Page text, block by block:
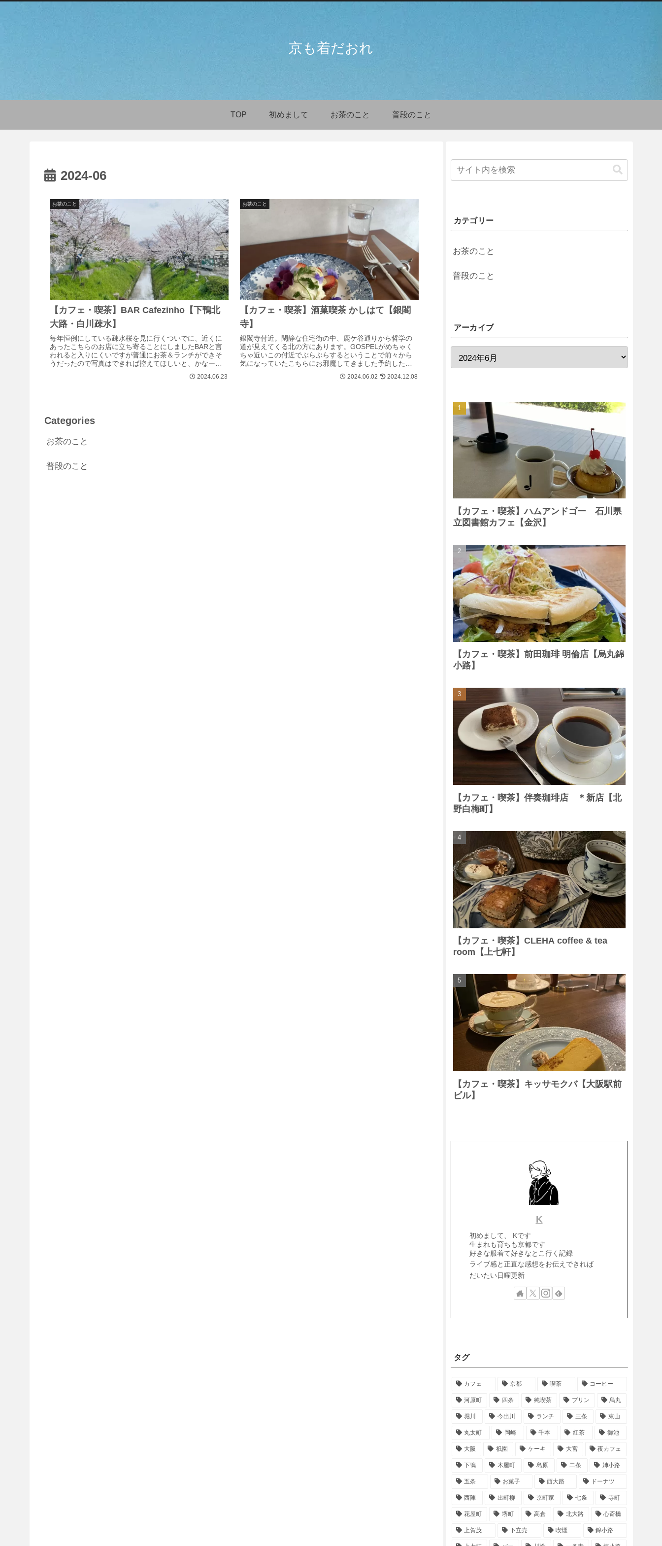
京も着だおれ
TOP 初めまして お茶のこと 普段のこと
2024-06
お茶のこと
【カフェ・喫茶】BAR Cafezinho【下鴨北
大路・白川疎水】
毎年恒例にしている疎水桜を見に行くついでに、近くに
あったこちらのお店に立ち寄ることにしましたBARと言
われると入りにくいですが普通にお茶＆ランチができそ
うだったので写真はできれば控えてほしいと、かなーり
2024.06.23
お茶のこと
【カフェ・喫茶】酒菓喫茶 かしはて【銀閣
寺】
銀閣寺付近。閑静な住宅街の中、鹿ケ谷通りから哲学の
道が見えてくる北の方にあります。GOSPELがめちゃく
ちゃ近いこの付近でぶらぶらするということで前々から
気になっていたこちらにお邪魔してきました予約した方
2024.06.02 2024.12.08
Categories
お茶のこと
普段のこと
カテゴリー
お茶のこと
普段のこと
アーカイブ
【カフェ・喫茶】ハムアンドゴー 石川県
立図書館カフェ【金沢】
【カフェ・喫茶】前田珈琲 明倫店【烏丸錦
小路】
【カフェ・喫茶】伴奏珈琲店 ＊新店【北
野白梅町】
【カフェ・喫茶】CLEHA coffee & tea
room【上七軒】
【カフェ・喫茶】キッサモクバ【大阪駅前
ビル】
K
初めまして、 Kです
生まれも育ちも京都です
好きな服着て好きなとこ行く記録
ライブ感と正直な感想をお伝えできれば
だいたい日曜更新
タグ
カフェ 京都 喫茶 コーヒー
河原町 四条 純喫茶 プリン 烏丸
堀川 今出川 ランチ 三条 東山
丸太町 岡崎 千本 紅茶 御池
大阪 祇園 ケーキ 大宮 夜カフェ
下鴨 木屋町 島原 二条 姉小路
五条 お菓子 西大路 ドーナツ
西陣 出町柳 京町家 七条 寺町
花屋町 堺町 高倉 北大路 心斎橋
上賀茂 下立売 喫煙 錦小路